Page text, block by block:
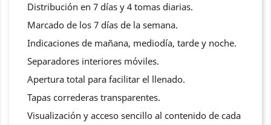
Distribución en 7 días y 4 tomas diarias.
Marcado de los 7 días de la semana.
Indicaciones de mañana, mediodía, tarde y noche.
Separadores interiores móviles.
Apertura total para facilitar el llenado.
Tapas correderas transparentes.
Visualización y acceso sencillo al contenido de cada